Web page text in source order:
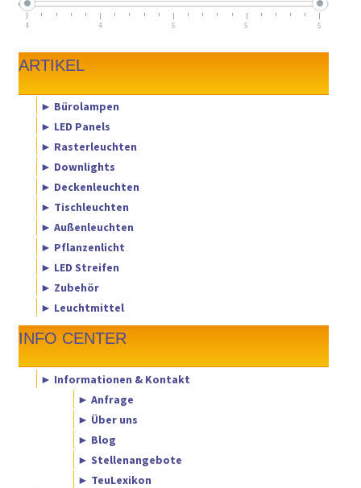
4 4 5 5 5
ARTIKEL
► Bürolampen
► LED Panels
► Rasterleuchten
► Downlights
► Deckenleuchten
► Tischleuchten
► Außenleuchten
► Pflanzenlicht
► LED Streifen
► Zubehör
► Leuchtmittel
INFO CENTER
► Informationen & Kontakt
► Anfrage
► Über uns
► Blog
► Stellenangebote
► TeuLexikon